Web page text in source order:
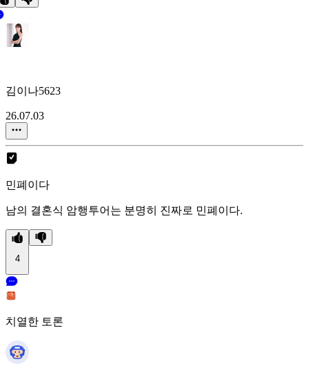
김이나5623
26.07.03
민폐이다
남의 결혼식 암행투어는 분명히 진짜로 민폐이다.
4
치열한 토론